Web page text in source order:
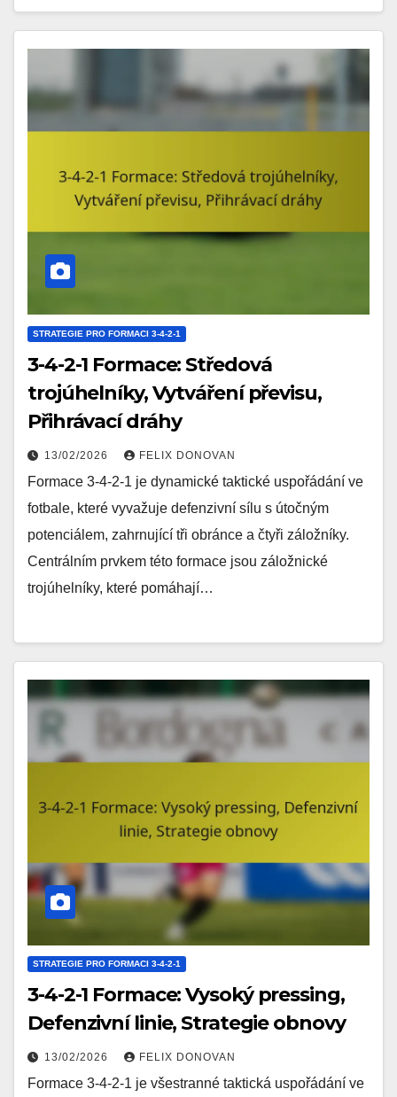
STRATEGIE PRO FORMACI 3-4-2-1
3-4-2-1 Formace: Středová
trojúhelníky, Vytváření převisu,
Přihrávací dráhy
13/02/2026 FELIX DONOVAN
Formace 3-4-2-1 je dynamické taktické uspořádání ve
fotbale, které vyvažuje defenzivní sílu s útočným
potenciálem, zahrnující tři obránce a čtyři záložníky.
Centrálním prvkem této formace jsou záložnické
trojúhelníky, které pomáhají…
STRATEGIE PRO FORMACI 3-4-2-1
3-4-2-1 Formace: Vysoký pressing,
Defenzivní linie, Strategie obnovy
13/02/2026 FELIX DONOVAN
Formace 3-4-2-1 je všestranné taktická uspořádání ve